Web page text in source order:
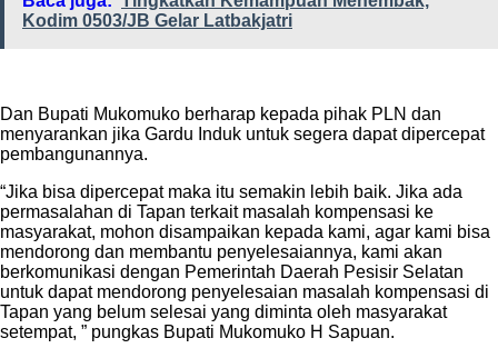
Kodim 0503/JB Gelar Latbakjatri
Dan Bupati Mukomuko berharap kepada pihak PLN dan
menyarankan jika Gardu Induk untuk segera dapat dipercepat
pembangunannya.
“Jika bisa dipercepat maka itu semakin lebih baik. Jika ada
permasalahan di Tapan terkait masalah kompensasi ke
masyarakat, mohon disampaikan kepada kami, agar kami bisa
mendorong dan membantu penyelesaiannya, kami akan
berkomunikasi dengan Pemerintah Daerah Pesisir Selatan
untuk dapat mendorong penyelesaian masalah kompensasi di
Tapan yang belum selesai yang diminta oleh masyarakat
setempat, ” pungkas Bupati Mukomuko H Sapuan.